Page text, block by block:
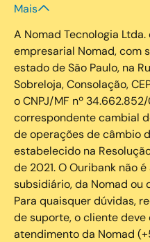
Mais
A Nomad Tecnologia
empresarial Nomad, com
estado de São Paulo, na
Sobreloja, Consolação,
o CNPJ/MF nº
correspondente cambial
de operações de câmbio
estabelecido na
de 2021. O Ouribank não
subsidiário, da Nomad ou
Para quaisquer dúvidas,
de suporte, o cliente
atendimento da Nomad